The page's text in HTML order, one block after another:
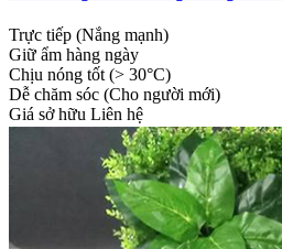
Trực tiếp (Nắng mạnh)
Giữ ẩm hàng ngày
Chịu nóng tốt (> 30°C)
Dễ chăm sóc (Cho người mới)
Giá sở hữu Liên hệ